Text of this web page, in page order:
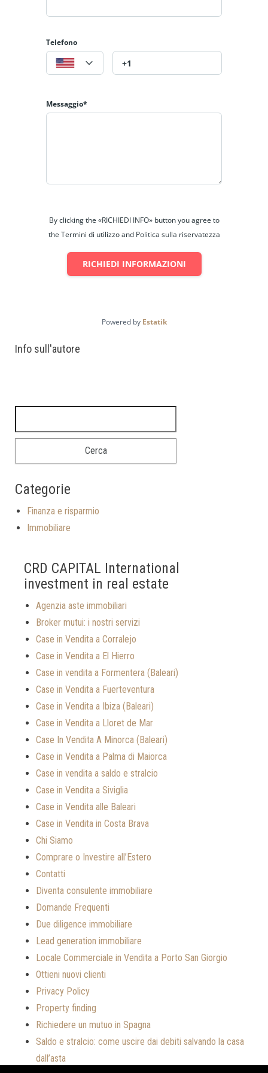
al primo piano avviene tramite scala esterna. È un piano
È una villa molto accogliente che ricorda le tipiche case al
mare di Minorca, con travi in ​​legno a vista all'interno e vari
ambienti esterni per godersi la bella stagione.
mare a Minorca!
Telefono
Messaggio*
By clicking the «RICHIEDI INFO» button you agree to
the Termini di utilizzo and Politica sulla riservatezza
RICHIEDI INFORMAZIONI
Powered by Estatik
Info sull'autore
Categorie
Finanza e risparmio
Immobiliare
CRD CAPITAL International
investment in real estate
Agenzia aste immobiliari
Broker mutui: i nostri servizi
Case in Vendita a Corralejo
Case in Vendita a El Hierro
Case in vendita a Formentera (Baleari)
Case in Vendita a Fuerteventura
Case in Vendita a Ibiza (Baleari)
Case in Vendita a Lloret de Mar
Case In Vendita A Minorca (Baleari)
Case in Vendita a Palma di Maiorca
Case in vendita a saldo e stralcio
Case in Vendita a Siviglia
Case in Vendita alle Baleari
Case in Vendita in Costa Brava
Chi Siamo
Comprare o Investire all’Estero
Contatti
Diventa consulente immobiliare
Domande Frequenti
Due diligence immobiliare
Lead generation immobiliare
Locale Commerciale in Vendita a Porto San Giorgio
Ottieni nuovi clienti
Privacy Policy
Property finding
Richiedere un mutuo in Spagna
Saldo e stralcio: come uscire dai debiti salvando la casa
dall’asta